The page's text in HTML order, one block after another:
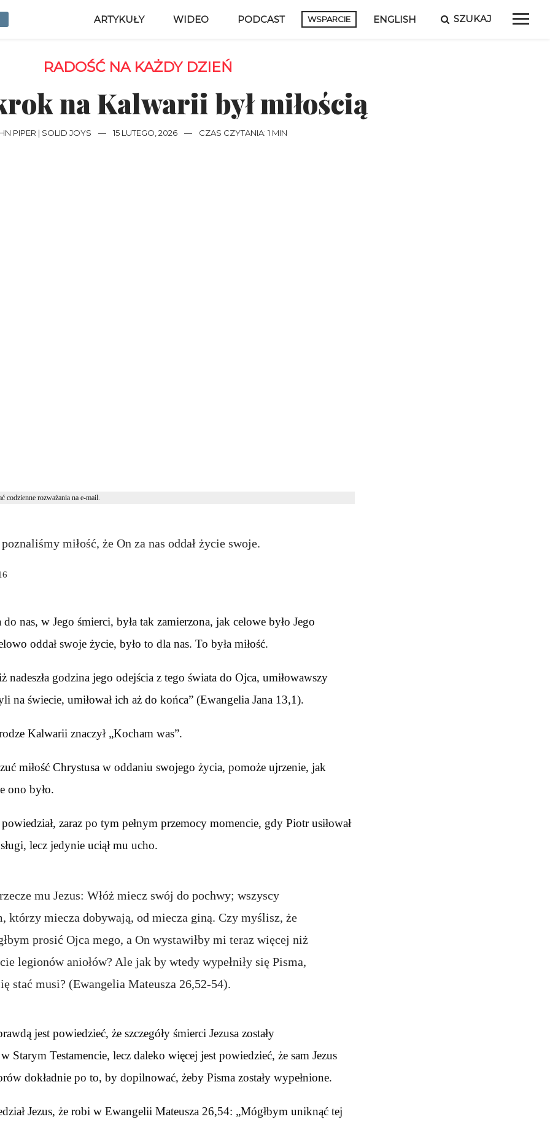
ARTYKUŁY WIDEO PODCAST WSPARCIE ENGLISH SZUKAJ
RADOŚĆ NA KAŻDY DZIEŃ
na Kalwarii był miłością
PIPER | SOLID JOYS — 15 LUTEGO, 2026 — CZAS CZYTANIA: 1 MIN
codzienne rozważania na e-mail.
miłość, że On za nas oddał życie swoje.
do nas, w Jego śmierci, była tak zamierzona, jak celowe było Jego
oddał swoje życie, było to dla nas. To była miłość.
nadeszła godzina jego odejścia z tego świata do Ojca, umiłowawszy
na świecie, umiłował ich aż do końca” (Ewangelia Jana 13,1).
Kalwarii znaczył „Kocham was”.
miłość Chrystusa w oddaniu swojego życia, pomoże ujrzenie, jak
ono było.
zaraz po tym pełnym przemocy momencie, gdy Piotr usiłował
lecz jedynie uciął mu ucho.
mu Jezus: Włóż miecz swój do pochwy; wszyscy
którzy miecza dobywają, od miecza giną. Czy myślisz, że
prosić Ojca mego, a On wystawiłby mi teraz więcej niż
legionów aniołów? Ale jak by wtedy wypełniły się Pisma,
stać musi? (Ewangelia Mateusza 26,52-54).
jest powiedzieć, że szczegóły śmierci Jezusa zostały
Starym Testamencie, lecz daleko więcej jest powiedzieć, że sam Jezus
dokładnie po to, by dopilnować, żeby Pisma zostały wypełnione.
Jezus, że robi w Ewangelii Mateusza 26,54: „Mógłbym uniknąć tej